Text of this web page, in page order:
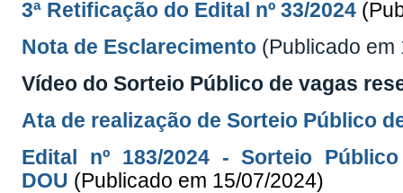
3ª Retificação do Edital nº 33/2024
Nota de Esclarecimento (Publicado em
Vídeo do Sorteio Público de vagas
Ata de realização de Sorteio Público
Edital nº 183/2024 - Sorteio
DOU (Publicado em 15/07/2024)